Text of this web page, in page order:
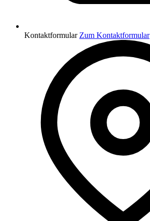
Kontaktformular Zum Kontaktformular